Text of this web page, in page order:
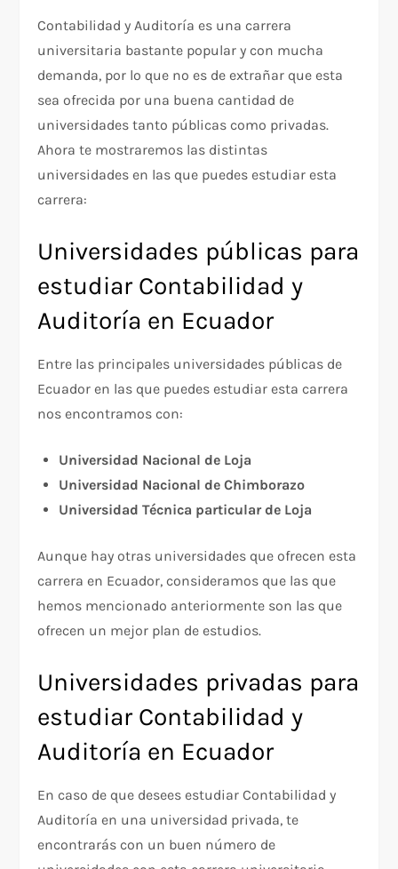
Contabilidad y Auditoría es una carrera
universitaria bastante popular y con mucha
demanda, por lo que no es de extrañar que esta
sea ofrecida por una buena cantidad de
universidades tanto públicas como privadas.
Ahora te mostraremos las distintas
universidades en las que puedes estudiar esta
carrera:
Universidades públicas para
estudiar Contabilidad y
Auditoría en Ecuador
Entre las principales universidades públicas de
Ecuador en las que puedes estudiar esta carrera
nos encontramos con:
Universidad Nacional de Loja
Universidad Nacional de Chimborazo
Universidad Técnica particular de Loja
Aunque hay otras universidades que ofrecen esta
carrera en Ecuador, consideramos que las que
hemos mencionado anteriormente son las que
ofrecen un mejor plan de estudios.
Universidades privadas para
estudiar Contabilidad y
Auditoría en Ecuador
En caso de que desees estudiar Contabilidad y
Auditoría en una universidad privada, te
encontrarás con un buen número de